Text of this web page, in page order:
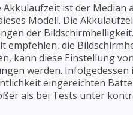
ist der Median
Modell. Die
der
empfehlen, die
kann diese Einstellung
werden. Infolgedessen
eingereichten
als bei Tests unter